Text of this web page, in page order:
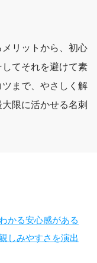
リットから、初心
てそれを避けて素
まで、やさしく解
限に活かせる名刺
かる安心感がある
しみやすさを演出